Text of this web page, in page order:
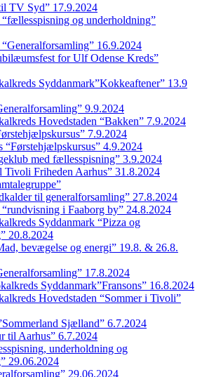
TV Syd” 17.9.2024
og underholdning”
16.9.2024
for Ulf Odense Kreds”
Syddanmark”Kokkeaftener” 13.9
9.9.2024
Hovedstaden “Bakken” 7.9.2024
7.9.2024
“Førstehjælpskursus” 4.9.2024
med fællesspisning” 3.9.2024
Tivoli Friheden Aarhus” 31.8.2024
til generalforsamling” 27.8.2024
i Faaborg by” 24.8.2024
Syddanmark “Pizza og
20.8.2024
bevægelse og energi” 19.8. & 26.8.
17.8.2024
Syddanmark”Fransons” 16.8.2024
Hovedstaden “Sommer i Tivoli”
Sjælland” 6.7.2024
til Aarhus” 6.7.2024
underholdning og
29.06.2024
29.06.2024